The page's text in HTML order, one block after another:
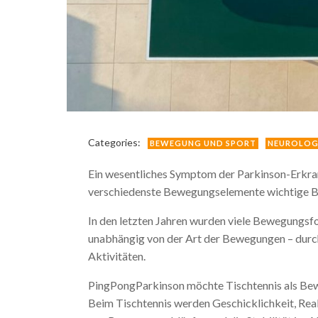
Categories: BEWEGUNG UND SPORT
Ein wesentliches Symptom der Parkinson-
verschiedenste Bewegungselemente wichtige
In den letzten Jahren wurden viele
unabhängig von der Art der Bewegungen –
Aktivitäten.
PingPongParkinson möchte Tischtennis als
Beim Tischtennis werden Geschicklichkeit,